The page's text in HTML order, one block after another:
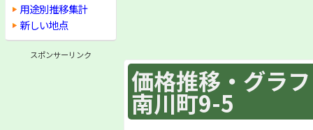
価格推移・グラ
南川町9-5
用途別推移集計
新しい地点
スポンサーリンク